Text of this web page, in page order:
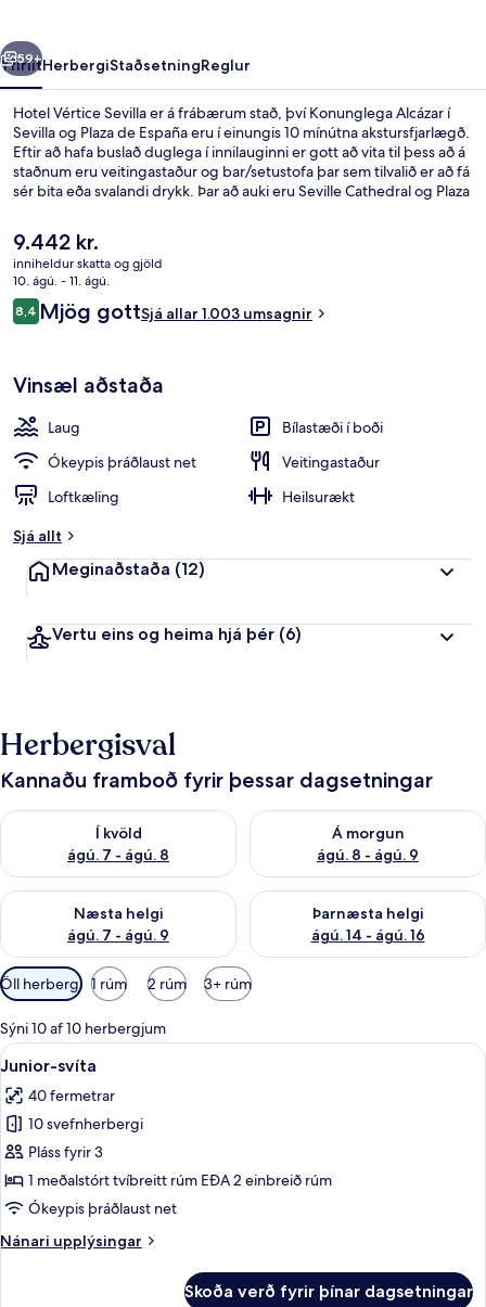
Næsta
59+
YfirlitHerbergiStaðsetningReglur
Hotel Vértice Sevilla er á frábærum stað, því Konunglega Alcázar í
Sevilla og Plaza de España eru í einungis 10 mínútna akstursfjarlægð.
Eftir að hafa buslað duglega í innilauginni er gott að vita til þess að á
staðnum eru veitingastaður og bar/setustofa þar sem tilvalið er að fá
sér bita eða svalandi drykk. Þar að auki eru Seville Cathedral og Plaza
Aðrir gestir hafa sagt að meðal helstu kosta gististaðarins sé
hjálpsamt starfsfólk.
Núverandi
verð
er
9.442 kr.
9.442 kr.
inniheldur skatta og gjöld
10. ágú. - 11. ágú.
Umsagnir
8,48,4 af 10
Mjög gottSjá allar 1.003 umsagnir
Vinsæl aðstaða
Laug
Bílastæði í boði
Ókeypis þráðlaust net
Veitingastaður
Loftkæling
Heilsurækt
Sjá allt
Meginaðstaða (12)
Vertu eins og heima hjá þér (6)
Herbergisval
Kannaðu framboð fyrir þessar dagsetningar
Í kvöld
ágú. 7 - ágú. 8
Athuga framboð í kvöld ágú. 7 - ágú. 8
Á morgun
ágú. 8 - ágú. 9
Athuga framboð á morgun
Næsta helgi
ágú. 7 - ágú. 9
Athuga framboð næstu helgi ágú. 7 - ágú. 9
Þarnæsta helgi
ágú. 14 - ágú. 16
Athuga framboð þarnæstu
Síur
í
boði
fyrir
herbergi
Öll herbergi 1 rúm 2 rúm 3+ rúm
Sýni 10 af 10 herbergjum
Skoða
allar
myndir
fyrir
Junior-
svíta
Junior-svíta | Míníbar, öryggishólf í
10
Junior-svíta
40 fermetrar
10 svefnherbergi
Pláss fyrir 3
1 meðalstórt tvíbreitt rúm EÐA 2 einbreið rúm
Ókeypis þráðlaust net
Nánari upplýsingar
Nánari
Skoða verð fyrir þínar dagsetningar